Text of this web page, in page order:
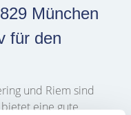
München
für den
und Riem sind
eine gute